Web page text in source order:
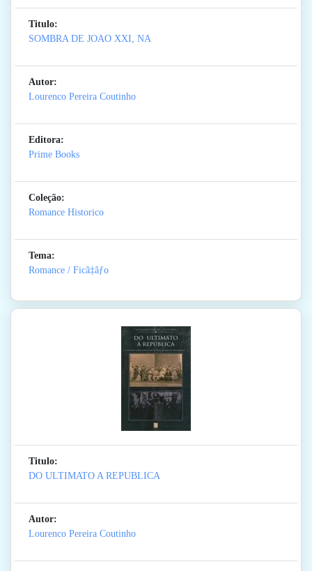
Titulo:
SOMBRA DE JOAO XXI, NA
Autor:
Lourenco Pereira Coutinho
Editora:
Prime Books
Coleção:
Romance Historico
Tema:
Romance / Ficã‡ãƒo
Titulo:
DO ULTIMATO A REPUBLICA
Autor:
Lourenco Pereira Coutinho